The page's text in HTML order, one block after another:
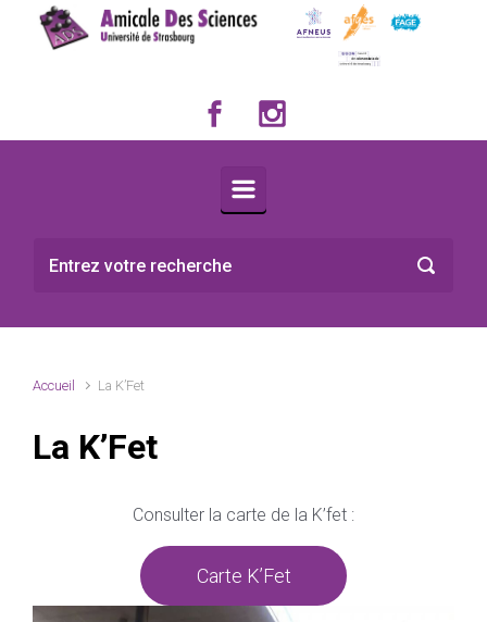
Skip to main content
Accueil La K’Fet
La K’Fet
Consulter la carte de la K’fet :
Carte K’Fet